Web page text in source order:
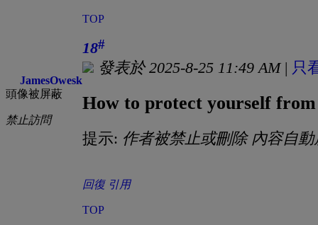
TOP
JamesOwesk
頭像被屏蔽
禁止訪問
18#
發表於 2025-8-25 11:49 AM| 只
How to protect yourself
提示: 作者被禁止或刪除 內容自動
回復 引用
TOP